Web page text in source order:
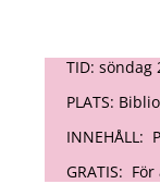
TID: söndag
PLATS:
INNEHÅLL:
GRATIS: För